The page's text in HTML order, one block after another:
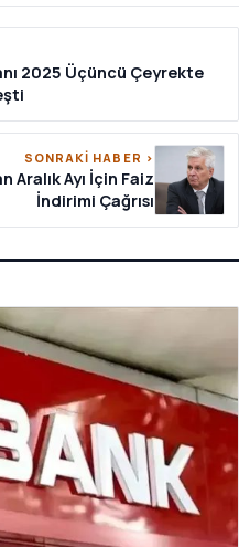
2025 Üçüncü Çeyrekte
SONRAKİ HABER ›
Aralık Ayı İçin Faiz
İndirimi Çağrısı